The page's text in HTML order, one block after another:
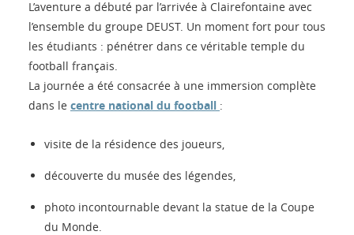
L’aventure a débuté par l’arrivée à Clairefontaine avec
l’ensemble du groupe DEUST. Un moment fort pour tous
les étudiants : pénétrer dans ce véritable temple du
football français.
La journée a été consacrée à une immersion complète
dans le centre national du football :
visite de la résidence des joueurs,
découverte du musée des légendes,
photo incontournable devant la statue de la Coupe
du Monde.